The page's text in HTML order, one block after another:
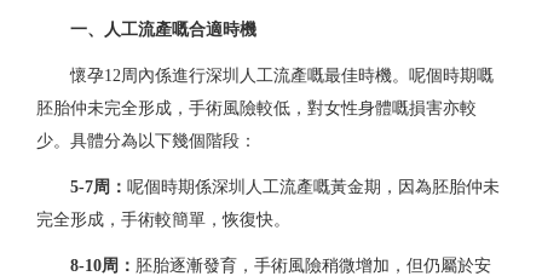
一、人工流產嘅合適時機
懷孕12周內係進行深圳人工流產嘅最佳時機。呢個時期嘅
胚胎仲未完全形成，手術風險較低，對女性身體嘅損害亦較
少。具體分為以下幾個階段：
5-7周： 呢個時期係深圳人工流產嘅黃金期，因為胚胎仲未
完全形成，手術較簡單，恢復快。
8-10周： 胚胎逐漸發育，手術風險稍微增加，但仍屬於安